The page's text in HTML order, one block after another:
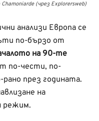
(чрез Explorersweb)
анализи Европа се
по-бързо от
на 90-те
по-чести, по-
през годината.
на
режим.